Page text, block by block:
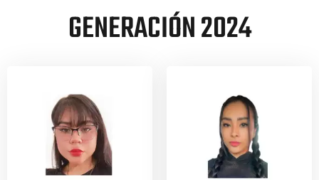
GENERACIÓN 2024